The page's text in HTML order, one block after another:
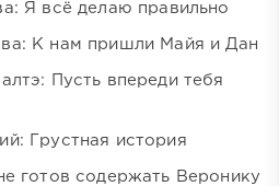
Я всё делаю правильно
К нам пришли Майя и Дан
Пусть впереди тебя
Грустная история
готов содержать Веронику